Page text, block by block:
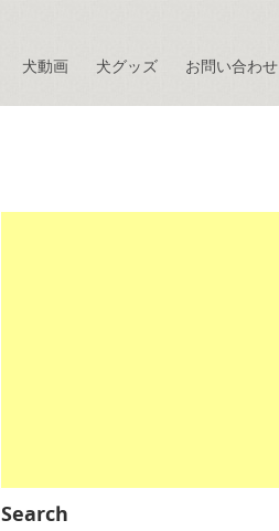
犬動画 犬グッズ お問い合わせ
Search